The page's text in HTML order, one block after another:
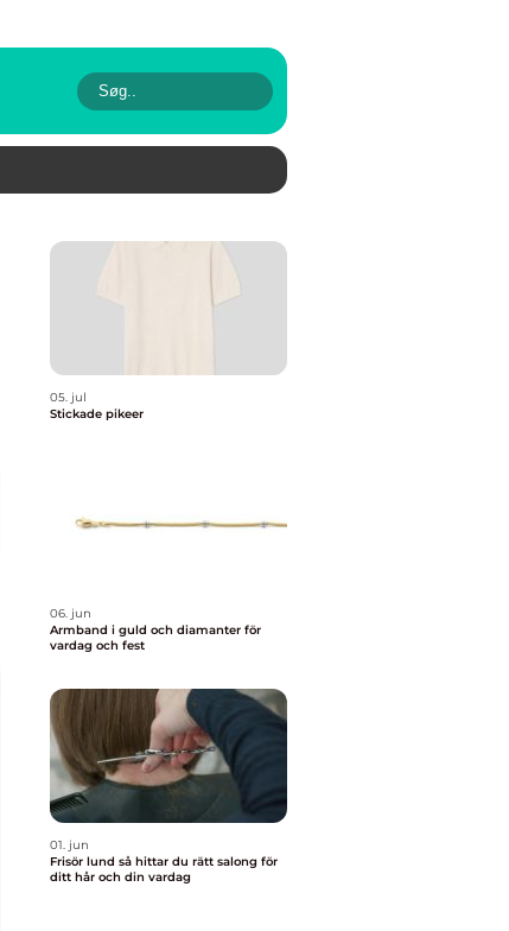
05. jul
Stickade pikeer
06. jun
Armband i guld och diamanter för
vardag och fest
01. jun
Frisör lund så hittar du rätt salong för
ditt hår och din vardag